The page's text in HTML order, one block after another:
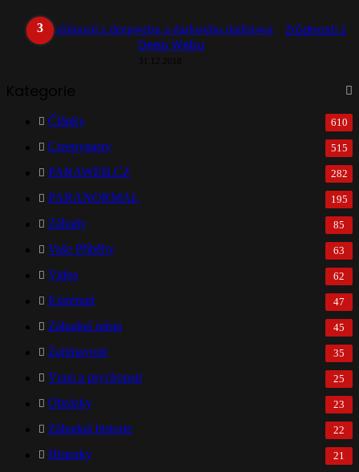
Zrůdnosti z
Deep Webu
Články 610
Creepypasty 515
PARAWEB.CZ 282
PARANORMAL 195
Záhady 85
Vaše Příběhy 63
Videa 62
Extrémní 47
Záhadná místa 45
Zajímavosti 35
Vrazi a psychopati 25
Obrázky 23
Záhadná historie 22
Historky 21